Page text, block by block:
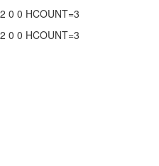
0 0 HCOUNT=3
0 0 HCOUNT=3